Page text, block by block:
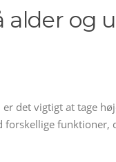
alder og
det vigtigt at tage
funktioner,